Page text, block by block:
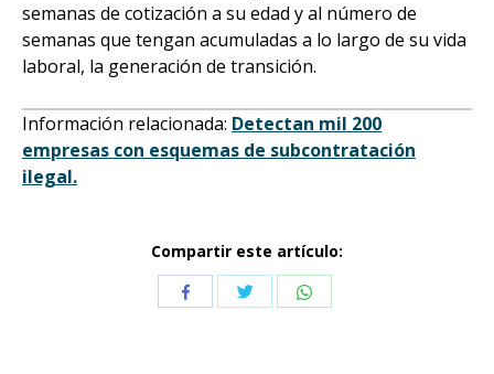
semanas de cotización a su edad y al número de
semanas que tengan acumuladas a lo largo de su vida
laboral, la generación de transición.
Información relacionada: Detectan mil 200
empresas con esquemas de subcontratación
ilegal.
Compartir este artículo:
CompartirCompartirCompartir